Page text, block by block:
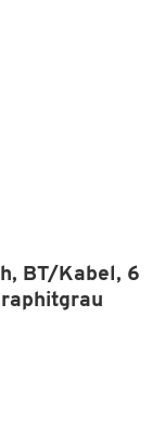
BT/Kabel, 6